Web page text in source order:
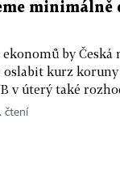
minimálně
by Česká
oslabit kurz koruny
v úterý také
čtení